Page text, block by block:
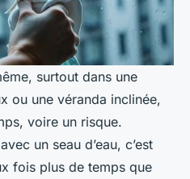
surtout dans une
ou une véranda inclinée,
voire un risque.
un seau d’eau, c’est
fois plus de temps que